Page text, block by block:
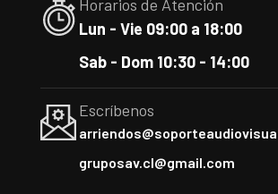
Horarios de Atención
Lun - Vie 09:00 a 18:00
Sab - Dom 10:30 - 14:00
Escríbenos
gruposav.cl@gmail.com